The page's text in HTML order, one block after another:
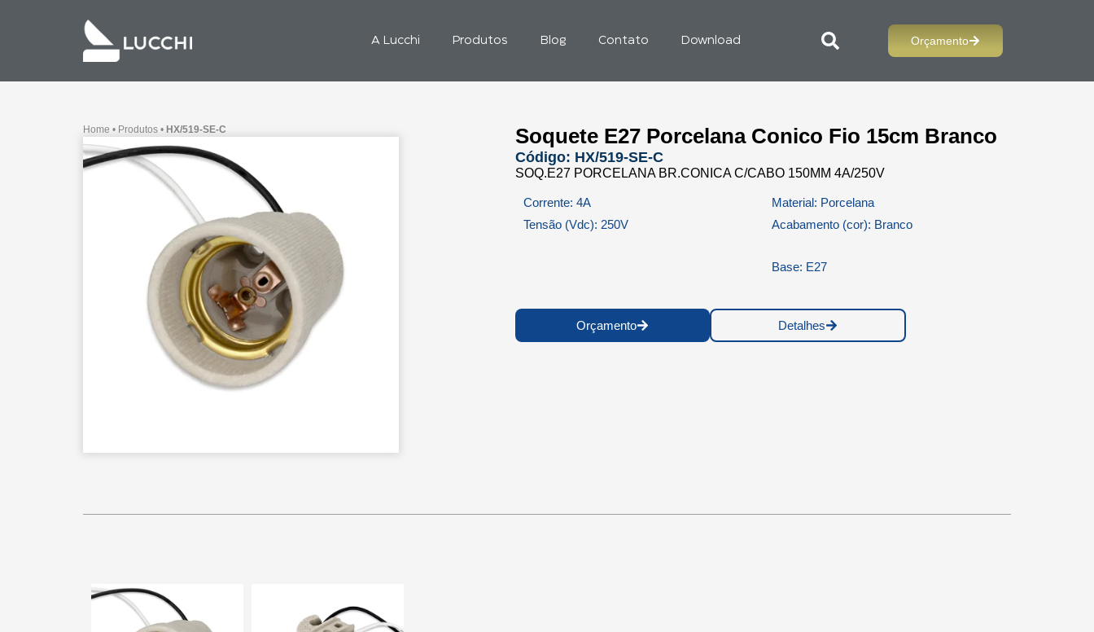
A Lucchi Produtos Blog Contato Download Orçamento
Home • Produtos • HX/519-SE-C Soquete E27 Porcelana Conico Fio 15cm Branco
Código: HX/519-SE-C
SOQ.E27 PORCELANA BR.CONICA C/CABO 150MM 4A/250V
Corrente: 4A
Tensão (Vdc): 250V
Material: Porcelana
Acabamento (cor): Branco
Base: E27
Orçamento Detalhes